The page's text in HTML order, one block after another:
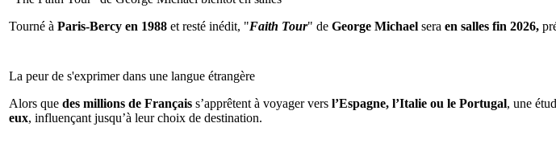
Tourné à Paris-Bercy en 1988 et resté inédit, "Faith Tour" de George Michael sera en salles fin 2026,
La peur de s'exprimer dans une langue étrangère
Alors que des millions de Français s’apprêtent à voyager vers l’Espagne, l’Italie ou le Portugal, une
eux, influençant jusqu’à leur choix de destination.